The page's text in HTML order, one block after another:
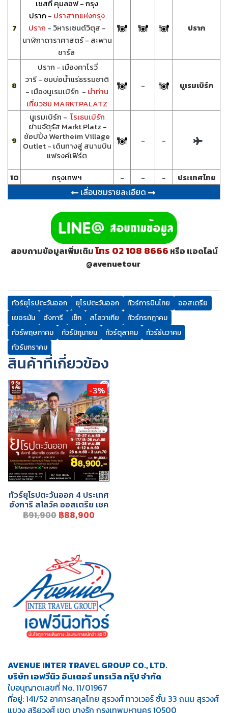
7
เชสกี้ คุมลอฟ - กรุง
ปราก - ปราสาทแห่งกรุง
ปราก - วิหารเซนต์วิตุส -
นาฬิกาดาราศาสตร์ - สะพาน
ชาร์ล
ปราก
8
ปราก - เมืองคาโรวี่
วารี - ชมบ่อน้ำแร่ธรรมชาติ
- เมืองนูเรมเบิร์ก - นำท่าน
เที่ยวชม MARKTPALATZ
- นูเรมเบิร์ก
9
นูเรมเบิร์ก - โรเธนเบิร์ก
ย่านจัตุรัส Markt Platz -
ช้อปปิ้ง Wertheim Village
Outlet - เดินทางสู่ สนามบิน
แฟรงค์เฟิร์ต
- -
10 กรุงเทพฯ - - - ประเทศไทย
เลื่อนชมรายละเอียด
สอบถามข้อมูลเพิ่มเติมโทร 02 108 8666 หรือ แอดไลน์
@avenuetour
ทัวร์ยุโรปตะวันออก ยุโรปตะวันออก ทัวร์การบินไทย
ออสเตรีย
เยอรมัน
ฮังการี เช็ก สโลวาเกีย
ทัวร์กรกฎาคม
ทัวร์พฤษภาคม
ทัวร์มิถุนายน ทัวร์ตุลาคม
ทัวร์ธันวาคม
ทัวร์มกราคม
สินค้าที่เกี่ยวข้อง
-3%
ทัวร์ยุโรปตะวันออก 4 ประเทศ
ฮังการี สโลวัค ออสเตรีย เชค
฿91,900 ฿88,900
AVENUE INTER TRAVEL GROUP CO., LTD.
บริษัท เอฟวีนิว อินเตอร์ แทรเวิล กรุ๊ป จำกัด
ใบอนุญาตเลขที่ No. 11/01967
ที่อยู่: 141/52 อาคารสกุลไทย สุรวงศ์ ทาวเวอร์ ชั้น 33 ถนน สุรวงศ์
แขวง สุริยวงศ์ เขต บางรัก กรุงเทพมหานคร 10500